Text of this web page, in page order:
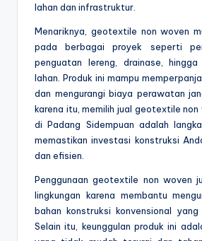
lahan dan infrastruktur.
Menariknya, geotextile non woven
pada berbagai proyek seperti
penguatan lereng, drainase,
lahan. Produk ini mampu
dan mengurangi biaya perawatan
karena itu, memilih jual geotextile
di Padang Sidempuan adalah
memastikan investasi konstruksi
dan efisien.
Penggunaan geotextile non woven
lingkungan karena membantu
bahan konstruksi konvensional
Selain itu, keunggulan produk ini